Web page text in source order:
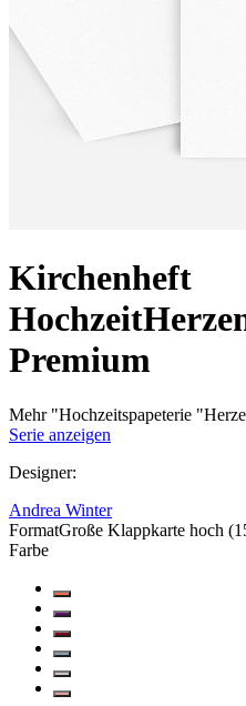
Kirchenheft
Hochzeit
Premium
Mehr"Hochzeitspapeterie
Serie anzeigen
Designer:
Andrea Winter
FormatGroße Klappkarte hoch
Farbe